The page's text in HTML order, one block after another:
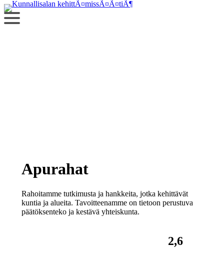
Siirry
sisältöön
Apurahat
Rahoitamme tutkimusta ja hankkeita, jotka kehittävät
kuntia ja alueita. Tavoitteenamme on tietoon perustuva
päätöksenteko ja kestävä yhteiskunta.
2,6